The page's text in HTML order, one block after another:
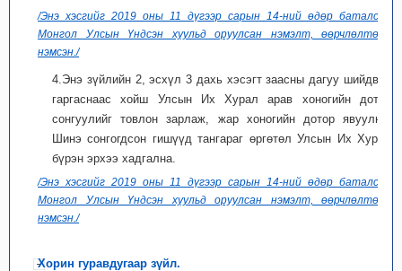
/Энэ хэсгийг 2019 оны 11 дүгээр сарын 14-ний өдөр баталсан
Монгол Улсын Үндсэн хуульд оруулсан нэмэлт, өөрчлөлтөөр
нэмсэн./
4.Энэ зүйлийн 2, эсхүл 3 дахь хэсэгт заасны дагуу шийдвэр
гаргаснаас хойш Улсын Их Хурал арав хоногийн дотор
сонгуулийг товлон зарлаж, жар хоногийн дотор явуулна.
Шинэ сонгогдсон гишүүд тангараг өргөтөл Улсын Их Хурал
бүрэн эрхээ хадгална.
/Энэ хэсгийг 2019 оны 11 дүгээр сарын 14-ний өдөр баталсан
Монгол Улсын Үндсэн хуульд оруулсан нэмэлт, өөрчлөлтөөр
нэмсэн./
Хорин гуравдугаар зүйл.